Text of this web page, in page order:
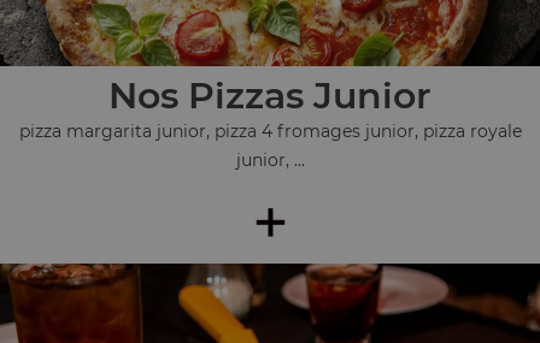
Nos Pizzas Junior
pizza margarita junior, pizza 4 fromages junior, pizza royale
junior, ...
+